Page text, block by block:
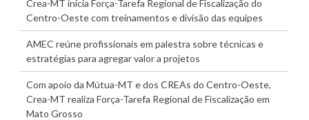
Crea-MT inicia Força-Tarefa Regional de Fiscalização do
Centro-Oeste com treinamentos e divisão das equipes
AMEC reúne profissionais em palestra sobre técnicas e
estratégias para agregar valor a projetos
Com apoio da Mútua-MT e dos CREAs do Centro-Oeste,
Crea-MT realiza Força-Tarefa Regional de Fiscalização em
Mato Grosso